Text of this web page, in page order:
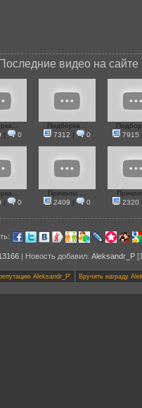
Последние видео на сайте
| 0
Подборка...
7312 | 0
7915
| 0
Приколы ...
2409 | 0
2320
| Новость добавил: Aleksandr_P